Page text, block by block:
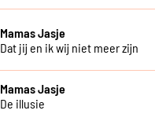
Mamas Jasje
Dat jij en ik wij niet meer zijn
Mamas Jasje
De illusie